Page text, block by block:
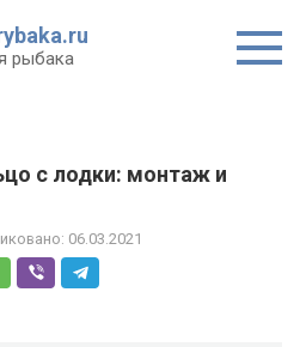
рыбака
с лодки: монтаж и
06.03.2021